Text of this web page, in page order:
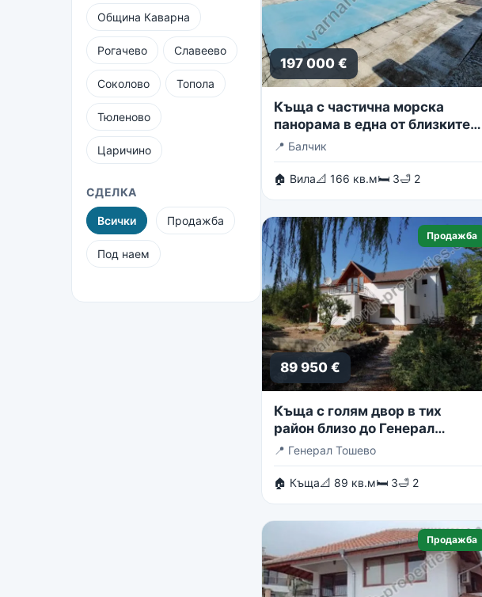
Община Каварна
Рогачево Славеево
Соколово Топола
Тюленово
Царичино
СДЕЛКА
Всички Продажба
Под наем
197 000 €
Къща с частична морска
панорама в една от близките
вилни зони в гр. Балчик
📍 Балчик
🏠 Вила📐 166 кв.м🛏 3🛁 2
Продажба
89 950 €
Къща с голям двор в тих
район близо до Генерал
Тошево
📍 Генерал Тошево
🏠 Къща📐 89 кв.м🛏 3🛁 2
Продажба